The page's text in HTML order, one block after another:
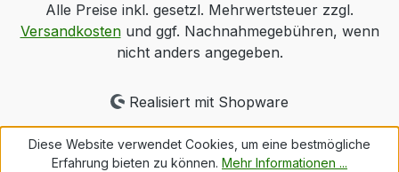
Alle Preise inkl. gesetzl. Mehrwertsteuer zzgl.
Versandkostenund ggf. Nachnahmegebühren, wenn
nicht anders angegeben.
Realisiert mit Shopware
Diese Website verwendet Cookies, um eine bestmögliche
Erfahrung bieten zu können. Mehr Informationen ...